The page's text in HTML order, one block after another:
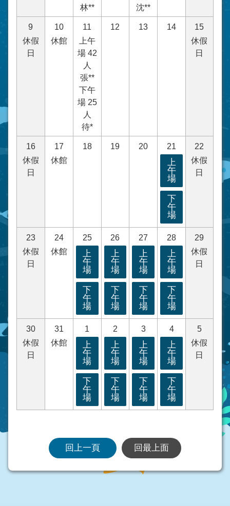
林**
沈**
9
休假
日
10
休館
11
上午
場 42
人
張**
下午
場 25
人
待*
12 13 14
15
休假
日
16
休假
日
17
休館
18 19 20 21
上
午
場
下
午
場
22
休假
日
23
休假
日
24
休館
25
上
午
場
下
午
場
26
上
午
場
下
午
場
27
上
午
場
下
午
場
28
上
午
場
下
午
場
29
休假
日
30
休假
日
31
休館
1
上
午
場
下
午
場
2
上
午
場
下
午
場
3
上
午
場
下
午
場
4
上
午
場
下
午
場
5
休假
日
回上一頁 回最上面